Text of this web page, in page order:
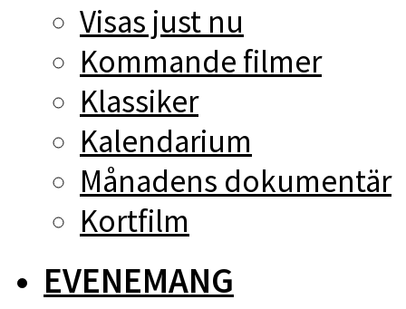
Visas just nu
Kommande filmer
Klassiker
Kalendarium
Månadens dokumentär
Kortfilm
EVENEMANG